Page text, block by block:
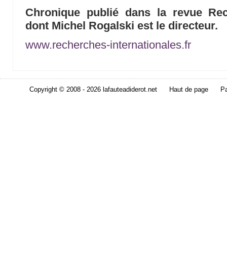
Chronique publié dans la revue
dont Michel Rogalski est le directeur.
www.recherches-internationales.fr
Copyright © 2008 - 2026 lafauteadiderot.net Haut de page